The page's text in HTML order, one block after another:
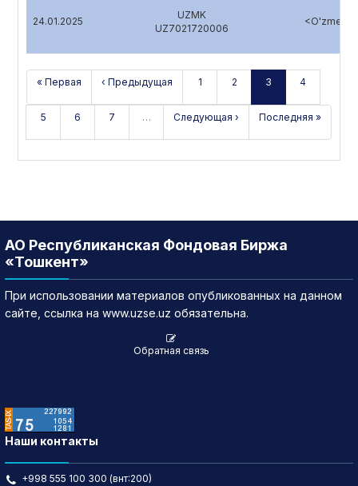
24.01.2025
UZMK
UZ7021720006
« Первая ‹ Предыдущая 1 2 3 4
5 6 7 … Следующая › Последняя »
АО Республиканская Фондовая Биржа
«Тошкент»
При использовании материалов опубликованных на данном
сайте, ссылка на www.uzse.uz обязательна.
Обратная связь
Наши контакты
+998 555 100 300 (внт:200)